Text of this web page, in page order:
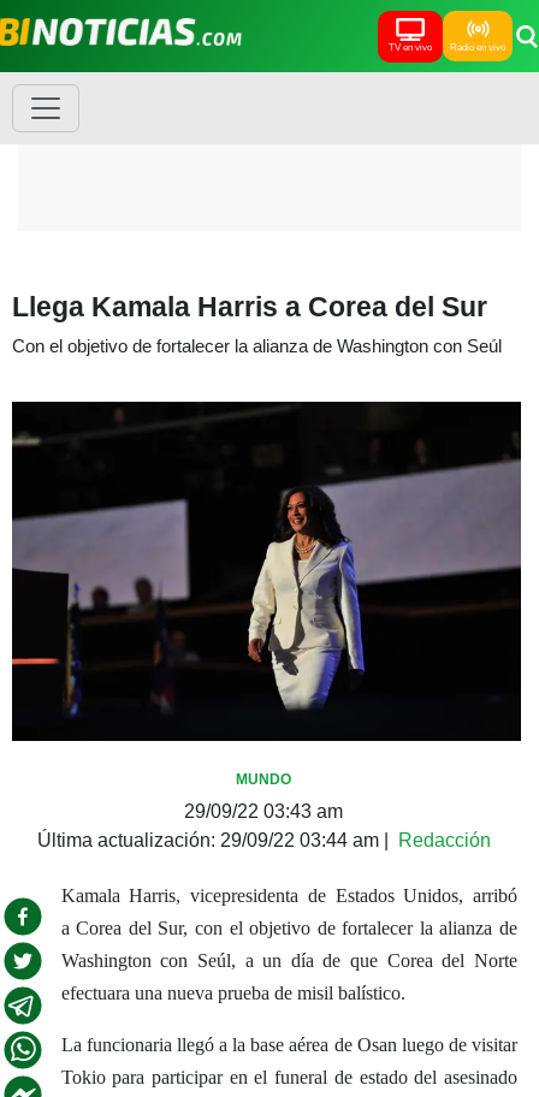
TV en vivo Radio en vivo
Llega Kamala Harris a Corea del Sur
Con el objetivo de fortalecer la alianza de Washington con Seúl
MUNDO
29/09/22 03:43 am
Última actualización: 29/09/22 03:44 am| Redacción
Kamala Harris, vicepresidenta de Estados Unidos, arribó
a Corea del Sur, con el objetivo de fortalecer la alianza de
Washington con Seúl, a un día de que Corea del Norte
efectuara una nueva prueba de misil balístico.
La funcionaria llegó a la base aérea de Osan luego de visitar
Tokio para participar en el funeral de estado del asesinado